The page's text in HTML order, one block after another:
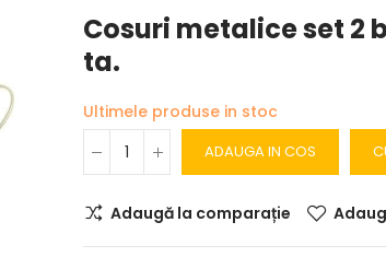
Cosuri metalice set 2
ta.
Ultimele produse in stoc
ADAUGA IN COS
Adaugă la comparație